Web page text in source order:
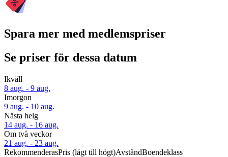
Spara mer med medlemspriser
Se priser för dessa datum
Ikväll
8 aug. - 9 aug.
Imorgon
9 aug. - 10 aug.
Nästa helg
14 aug. - 16 aug.
Om två veckor
21 aug. - 23 aug.
RekommenderasPris (lågt till högt)AvståndBoendeklass